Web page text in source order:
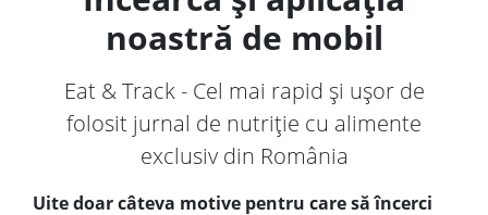
noastră de mobil
Eat & Track - Cel mai rapid și ușor de
folosit jurnal de nutriție cu alimente
exclusiv din România
Uite doar câteva motive pentru care să încerci